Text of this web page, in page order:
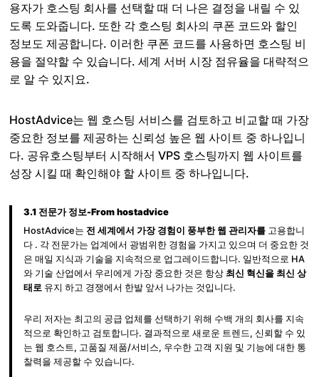
용자가 호스팅 회사를 선택할 때 더 나은 결정을 내릴 수 있
도록 도와줍니다. 또한 각 호스팅 회사의 쿠폰 코드와 할인
정보도 제공합니다. 이러한 쿠폰 코드를 사용하면 호스팅 비
용을 절약할 수 있습니다. 세계 서버 시장 점유율을 대략적으
로 알 수 있지요.
HostAdvice는 웹 호스팅 서비스를 검토하고 비교할 때 가장
중요한 정보를 제공하는 신뢰성 높은 웹 사이트 중 하나입니
다. 공유호스팅부터 시작해서 VPS 호스팅까지 웹 사이트를
성장 시킬 때 확인해야 할 사이트 중 하나입니다.
3.1 전문가 정보-From hostadvice
HostAdvice는 전 세계에서 가장 경험이 풍부한 웹 관리자를 고용합니
다 . 각 전문가는 업계에서 광범위한 경험을 가지고 있으며 더 중요한 것
은 매일 지식과 기술을 지속적으로 업그레이드합니다. 일반적으로 HA
와 기술 산업에서 우리에게 가장 중요한 것은 항상 최신 혁신을 최신 상
태로 유지 하고 경쟁에서 한발 앞서 나가는 것입니다.
우리 저자는 최고의 공급 업체를 선택하기 위해 수백 개의 회사를 지속
적으로 확인하고 검토합니다. 결과적으로 새로운 트렌드, 신뢰할 수 있
는 웹 호스트, 고품질 제품/서비스, 우수한 고객 지원 및 기능에 대한 통
찰력을 제공할 수 있습니다.